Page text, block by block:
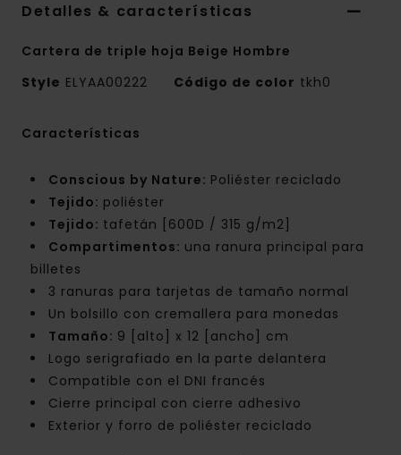
Detalles & características
Cartera de triple hoja Beige Hombre
Style ELYAA00222 Código de color tkh0
Características
Conscious by Nature: Poliéster reciclado
Tejido: poliéster
Tejido: tafetán [600D / 315 g/m2]
Compartimentos: una ranura principal para
billetes
3 ranuras para tarjetas de tamaño normal
Un bolsillo con cremallera para monedas
Tamaño: 9 [alto] x 12 [ancho] cm
Logo serigrafiado en la parte delantera
Compatible con el DNI francés
Cierre principal con cierre adhesivo
Exterior y forro de poliéster reciclado